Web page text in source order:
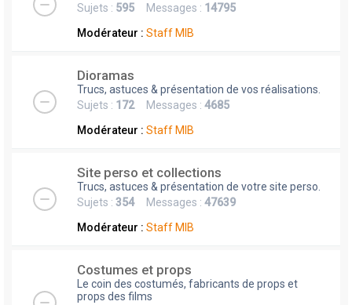
Sujets : 595 Messages : 14795
Modérateur : Staff MIB
Dioramas
Trucs, astuces & présentation de vos réalisations.
Sujets : 172Messages : 4685
Modérateur : Staff MIB
Site perso et collections
Trucs, astuces & présentation de votre site perso.
Sujets : 354Messages : 47639
Modérateur : Staff MIB
Costumes et props
Le coin des costumés, fabricants de props et
props des films